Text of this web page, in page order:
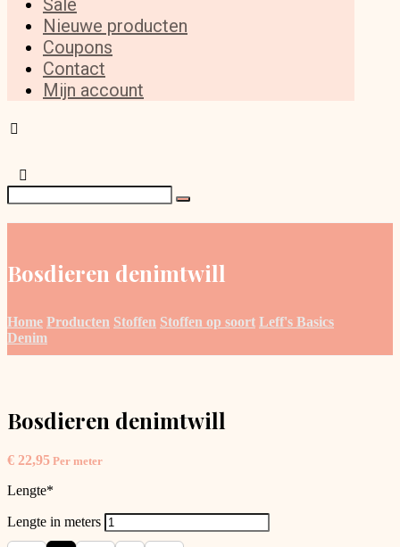
Sale
Nieuwe producten
Coupons
Contact
Mijn account
Bosdieren denimtwill
Home Producten Stoffen Stoffen op soort Leff's Basics
Denim
Bosdieren denimtwill
€ 22,95 Per meter
Lengte*
Lengte in meters